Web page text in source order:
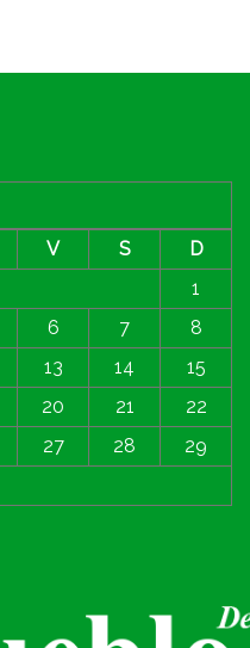
V S
D
1
6 7
8
13 14
15
20 21
22
27 28
29